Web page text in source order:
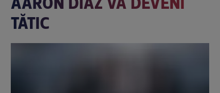
TĂTIC